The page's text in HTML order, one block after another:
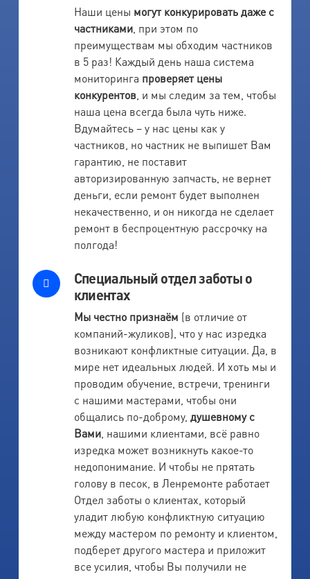
Наши цены могут конкурировать даже с
частниками, при этом по
преимуществам мы обходим частников
в 5 раз! Каждый день наша система
мониторинга проверяет цены
конкурентов, и мы следим за тем, чтобы
наша цена всегда была чуть ниже.
Вдумайтесь – у нас цены как у
частников, но частник не выпишет Вам
гарантию, не поставит
авторизированную запчасть, не вернет
деньги, если ремонт будет выполнен
некачественно, и он никогда не сделает
ремонт в беспроцентную рассрочку на
полгода!
Специальный отдел заботы о
клиентах
Мы честно признаём (в отличие от
компаний-жуликов), что у нас изредка
возникают конфликтные ситуации. Да, в
мире нет идеальных людей. И хоть мы и
проводим обучение, встречи, тренинги
с нашими мастерами, чтобы они
общались по-доброму, душевному с
Вами, нашими клиентами, всё равно
изредка может возникнуть какое-то
недопонимание. И чтобы не прятать
голову в песок, в Ленремонте работает
Отдел заботы о клиентах, который
уладит любую конфликтную ситуацию
между мастером по ремонту и клиентом,
подберет другого мастера и приложит
все усилия, чтобы Вы получили не